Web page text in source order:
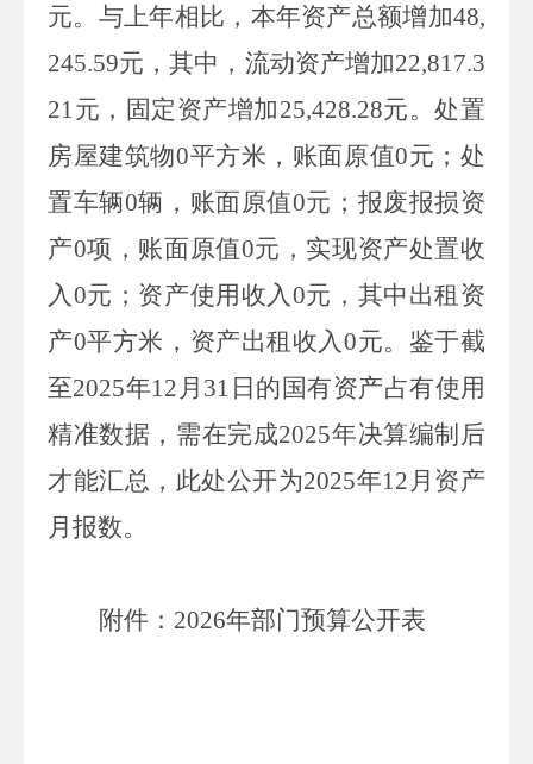
元。与上年相比，本年资产总额增加48,
245.59元，其中，流动资产增加22,817.3
21元，固定资产增加25,428.28元。处置
房屋建筑物0平方米，账面原值0元；处
置车辆0辆，账面原值0元；报废报损资
产0项，账面原值0元，实现资产处置收
入0元；资产使用收入0元，其中出租资
产0平方米，资产出租收入0元。鉴于截
至2025年12 月 31 日的国有资产占有使用
精准数据，需在完成2025年决算编制后
才能汇总，此处公开为2025年12 月资产
月报数。
附件： 2026年部门预算公开表